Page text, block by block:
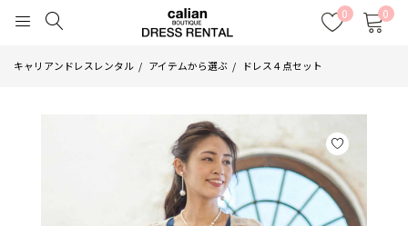
0 0
キャリアンドレスレンタル アイテムから選ぶ ドレス４点セット